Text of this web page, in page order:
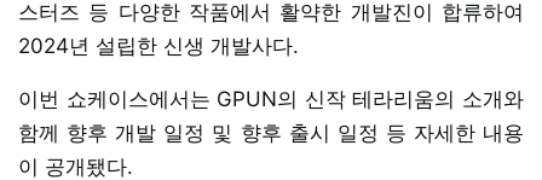
스터즈 등 다양한 작품에서 활약한 개발진이 합류하여
2024년 설립한 신생 개발사다.
이번 쇼케이스에서는 GPUN의 신작 테라리움의 소개와
함께 향후 개발 일정 및 향후 출시 일정 등 자세한 내용
이 공개됐다.